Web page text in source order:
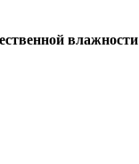
влажности